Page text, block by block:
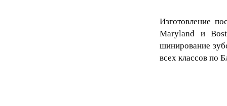
Изготовление
Maryland и
шинирование
всех классов по